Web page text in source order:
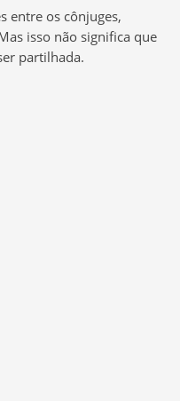
entre os cônjuges,
isso não significa que
partilhada.